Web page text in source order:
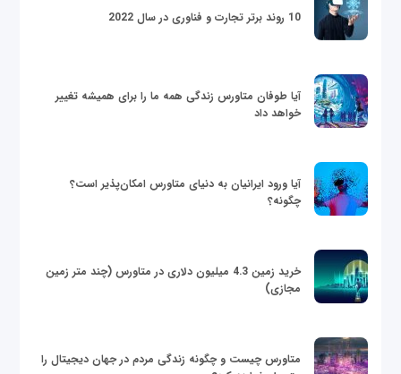
10 روند برتر تجارت و فناوری در سال 2022
آیا طوفان متاورس زندگی همه ما را برای همیشه تغییر
خواهد داد
آیا ورود ایرانیان به دنیای متاورس امکان‌پذیر است؟
چگونه؟
خرید زمین 4.3 میلیون دلاری در متاورس (چند متر زمین
مجازی)
متاورس چیست و چگونه زندگی مردم در جهان دیجیتال را